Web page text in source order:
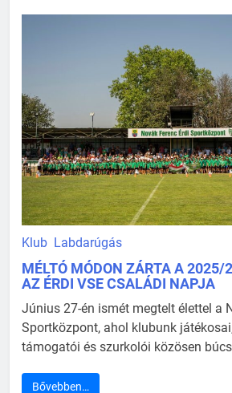
Klub Labdarúgás
MÉLTÓ MÓDON ZÁRTA A 2025/
AZ ÉRDI VSE CSALÁDI NAPJA
Június 27-én ismét megtelt élettel a
Sportközpont, ahol klubunk
támogatói és szurkolói közösen
Bővebben…